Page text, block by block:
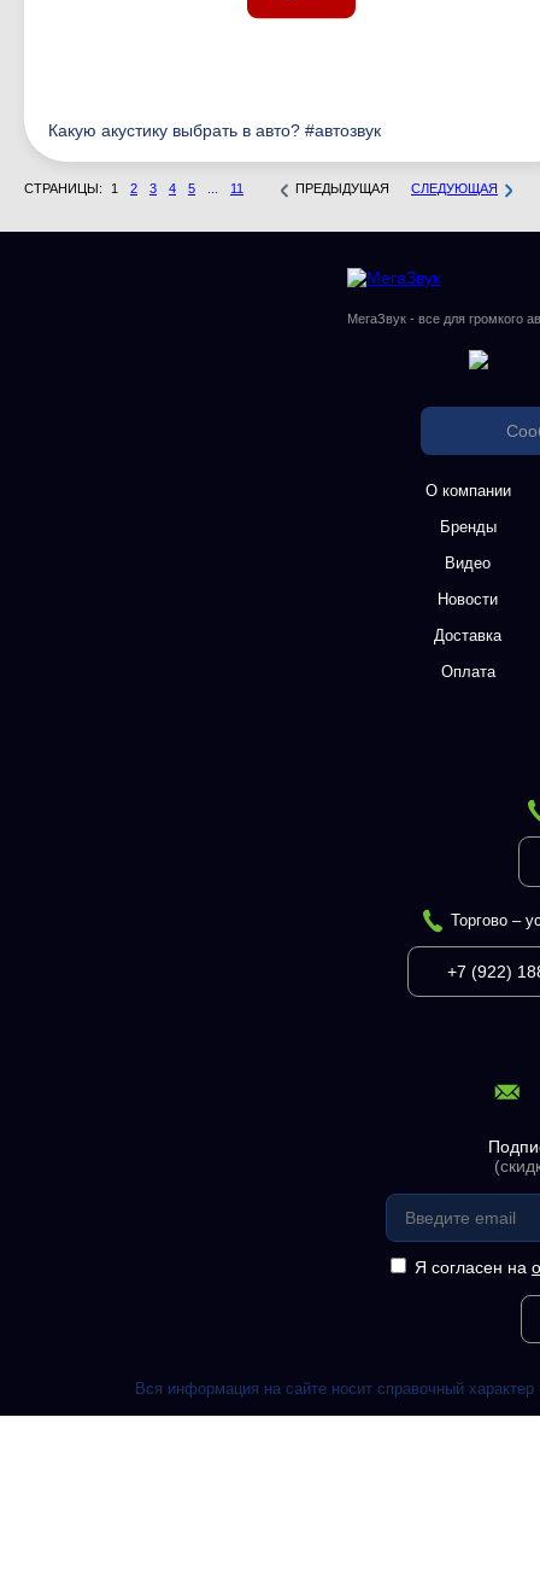
Какую акустику выбрать в авто? #автозвук
СТРАНИЦЫ: 1 2 3 4 5 11 ПРЕДЫДУЩАЯ СЛЕДУЮЩАЯ
МегаЗвук - все для громкого
О компании
Бренды
Видео
Новости
Доставка
Оплата
Торгово –
+7 (922)
Я согласен на
Вся информация на сайте носит справочный